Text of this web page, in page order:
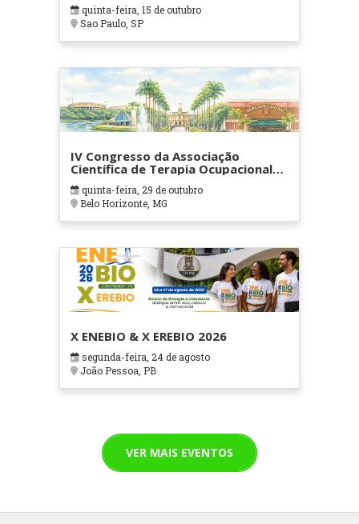
quinta-feira, 15 de outubro
Sao Paulo, SP
IV Congresso da Associação
Científica de Terapia Ocupacional
em Contextos Hospitalares e
Cuidados Paliativos - ATOHOSP
quinta-feira, 29 de outubro
Belo Horizonte, MG
X ENEBIO & X EREBIO 2026
segunda-feira, 24 de agosto
João Pessoa, PB
VER MAIS EVENTOS